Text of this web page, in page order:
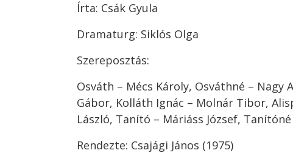
Írta: Csák Gyula
Dramaturg: Siklós Olga
Szereposztás:
Osváth – Mécs Károly, Osváthné – Nagy
Gábor, Kolláth Ignác – Molnár Tibor,
László, Tanító – Máriáss József,
Rendezte: Csajági János (1975)